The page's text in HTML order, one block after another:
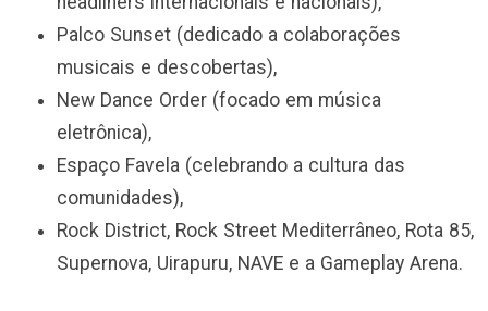
Palco Sunset (dedicado a colaborações
musicais e descobertas),
New Dance Order (focado em música
eletrônica),
Espaço Favela (celebrando a cultura das
comunidades),
Rock District, Rock Street Mediterrâneo, Rota 85,
Supernova, Uirapuru, NAVE e a Gameplay Arena.